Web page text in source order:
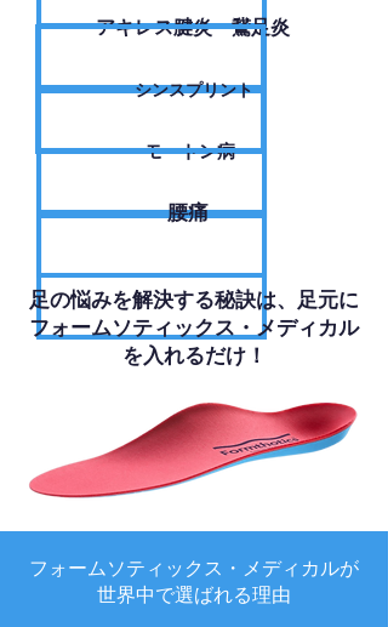
アキレス腱炎・鵞足炎
シンスプリント
モートン病
腰痛
足の悩みを解決する秘訣は、足元に
フォームソティックス・メディカル
を入れるだけ！
フォームソティックス・メディカルが
世界中で選ばれる理由